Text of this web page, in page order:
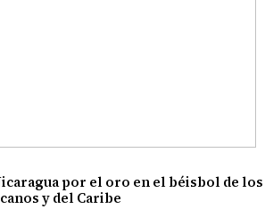
por el oro en el béisbol de los
y del Caribe